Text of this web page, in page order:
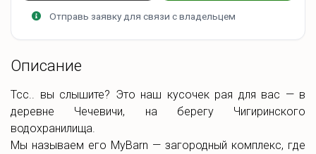
Отправь заявку для связи с владельцем
Описание
Тсс.. вы слышите? Это наш кусочек рая для вас — в
деревне Чечевичи, на берегу Чигиринского
водохранилища.
Мы называем его MyBarn — загородный комплекс, где